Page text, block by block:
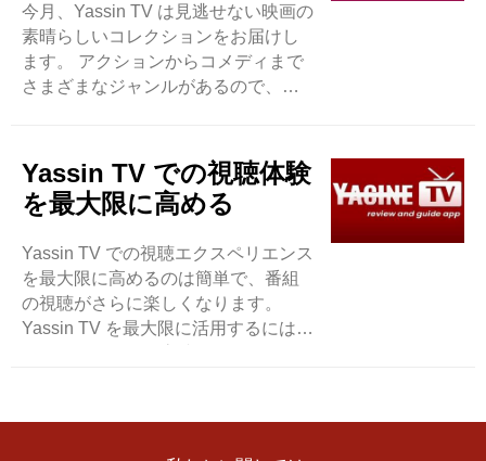
くのスポーツ イベントをライブでご
覧いただけます。 ..
今月、Yassin TV は見逃せない映画の
素晴らしいコレクションをお届けし
ます。 アクションからコメディまで
さまざまなジャンルがあるので、誰
アクション満載のアドベンチャー映
画です。 目が離せなくなるようなエ
キサイティングな瞬間が満載です。
いキャラクターで大笑いできるコメ
ディもあります。 このほかにも、ヤ
シンTVでは深いストーリーで心に響
く美しいドラマをお届けします。 ..
Yassin TV での視聴体験
を最大限に高める
Yassin TV での視聴エクスペリエンス
を最大限に高めるのは簡単で、番組
の視聴がさらに楽しくなります。
Yassin TV を最大限に活用するには、
に役立ちます。 もう 1 つのヒント